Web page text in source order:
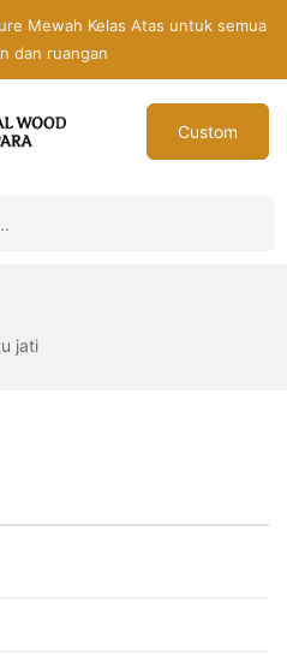
Mewah Kelas Atas untuk semua
dan ruangan
Custom
jati